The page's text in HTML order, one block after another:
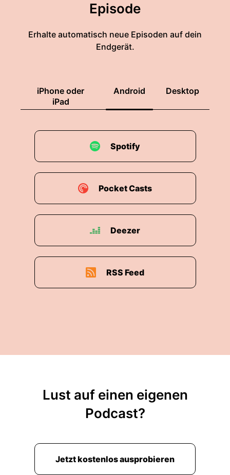
Episode
Erhalte automatisch neue Episoden auf dein
Endgerät.
iPhone oder
iPad
Android Desktop
Spotify
Pocket Casts
Deezer
RSS Feed
Lust auf einen eigenen
Podcast?
Jetzt kostenlos ausprobieren